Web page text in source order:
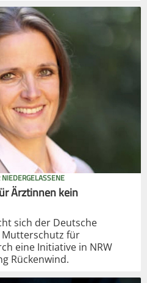
Ärztinnen kein
sich der Deutsche
für
eine Initiative in NRW
Rückenwind.